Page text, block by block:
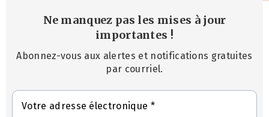
Ne manquez pas les mises à jour
importantes !
Abonnez-vous aux alertes et notifications gratuites
par courriel.